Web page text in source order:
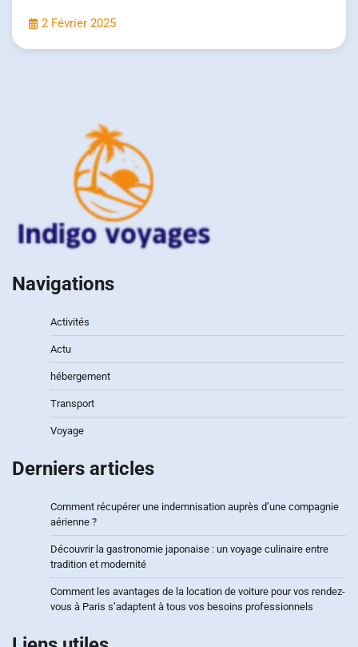
2 Février 2025
Navigations
Activités
Actu
hébergement
Transport
Voyage
Derniers articles
Comment récupérer une indemnisation auprès d’une compagnie
aérienne ?
Découvrir la gastronomie japonaise : un voyage culinaire entre
tradition et modernité
Comment les avantages de la location de voiture pour vos rendez-
vous à Paris s’adaptent à tous vos besoins professionnels